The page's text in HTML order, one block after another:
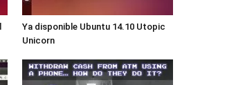
Ya disponible Ubuntu 14.10 Utopic
Unicorn